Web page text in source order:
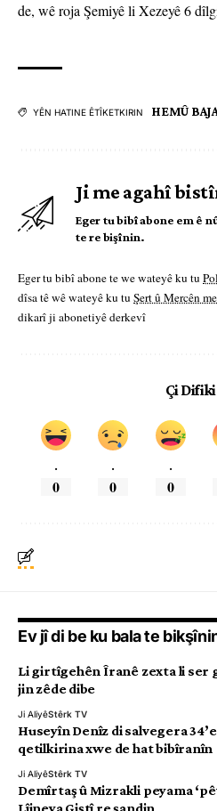
de, wê roja Şemiyê li Xezeyê 6
YÊN HATINE ÊTÎKETKIRIN HEMÛ
Ji me agahî
Eger tu bibî abone em ê
te re bişînin.
Eger tu bibî abone te we wateyê ku tu
dîsa tê wê wateyê ku tu Şert û Mercên me
dikarî ji abonetiyê derkevî
Çi
.
0
.
0
.
0
Ev jî di be ku bala te
Li girtîgehên Îranê zexta li ser
jin zêde dibe
Ji AliyêStêrk TV
Huseyîn Denîz di salvegera
qetilkirina xwe de hat bibîranîn
Ji AliyêStêrk TV
Demîrtaş û Mizrakli peyama